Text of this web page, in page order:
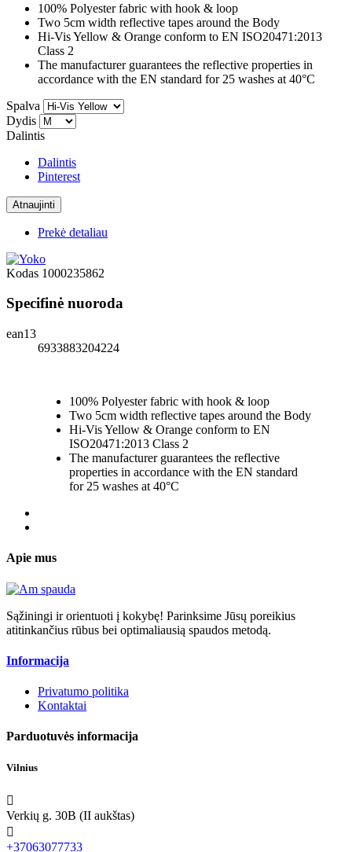
100% Polyester fabric with hook & loop
Two 5cm width reflective tapes around the Body
Hi-Vis Yellow & Orange conform to EN ISO20471:2013
Class 2
The manufacturer guarantees the reflective properties in
accordance with the EN standard for 25 washes at 40°C
Spalva
Dydis
Dalintis
Dalintis
Pinterest
Prekė detaliau
Kodas 1000235862
Specifinė nuoroda
ean13
6933883204224
100% Polyester fabric with hook & loop
Two 5cm width reflective tapes around the Body
Hi-Vis Yellow & Orange conform to EN
ISO20471:2013 Class 2
The manufacturer guarantees the reflective
properties in accordance with the EN standard
for 25 washes at 40°C
Apie mus
Sąžiningi ir orientuoti į kokybę! Parinksime Jūsų poreikius
atitinkančius rūbus bei optimaliausią spaudos metodą.
Informacija
Privatumo politika
Kontaktai
Parduotuvės informacija
Vilnius

Verkių g. 30B (II aukštas)

+37063077733